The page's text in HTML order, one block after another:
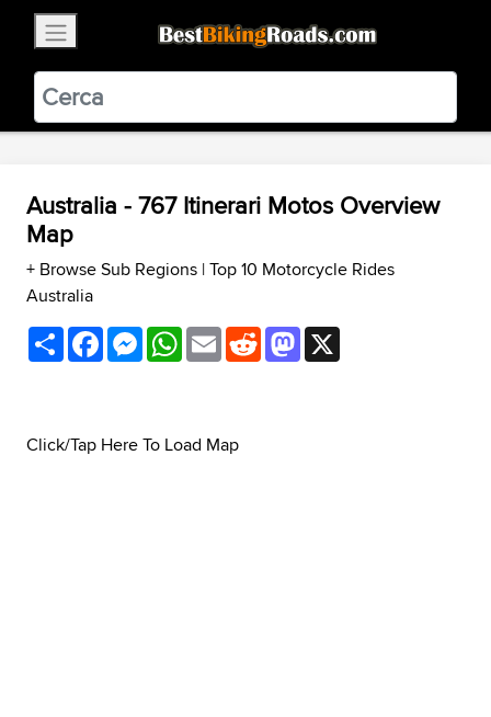
BestBikingRoads
Static Motion3.99 - In Google Play
VIEW
Australia - 767 Itinerari Motos Overview
Map
+ Browse Sub Regions |Top 10 Motorcycle Rides
Australia
ShareFacebookMessenger
WhatsApp
EmailRedditMastodon
Click/Tap Here To Load Map